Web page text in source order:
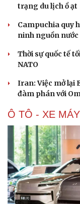
trạng du lịch ồ ạt
Campuchia quy
ninh nguồn nước
Thời sự quốc tế
NATO
Iran: Việc mở lại
đàm phán với
Ô TÔ - XE MÁY